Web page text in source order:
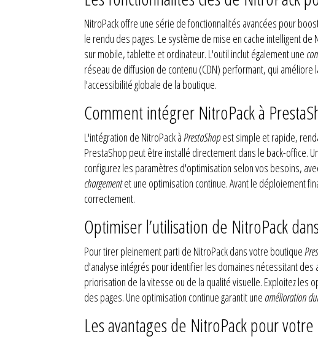
NitroPack offre une série de fonctionnalités avancées pour
le rendu des pages. Le système de mise en cache intelligent
sur mobile, tablette et ordinateur. L'outil inclut également une
réseau de diffusion de contenu (CDN) performant, qui
l'accessibilité globale de la boutique.
Comment intégrer NitroPack à
L'intégration de NitroPack àPrestaShopest simple et rapide,
PrestaShop peut être installé directement dans le back-office.
configurez les paramètres d'optimisation selon vos besoins,
chargementet une optimisation continue. Avant le déploiement
correctement.
Optimiser l’utilisation de NitroPack
Pour tirer pleinement parti de NitroPack dans votre boutique
d'analyse intégrés pour identifier les domaines nécessitant
priorisation de la vitesse ou de la qualité visuelle. Exploitez
des pages. Une optimisation continue garantit une amélioration
Les avantages de NitroPack pour